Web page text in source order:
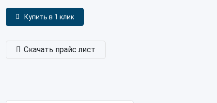
Купить в 1 клик
Скачать прайс лист